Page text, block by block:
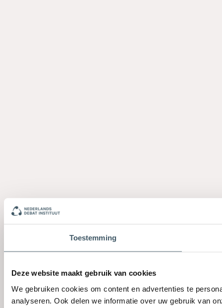
Toestemming
Deze website maakt gebruik van cookies
We gebruiken cookies om content en advertenties te
analyseren. Ook delen we informatie over uw gebruik van